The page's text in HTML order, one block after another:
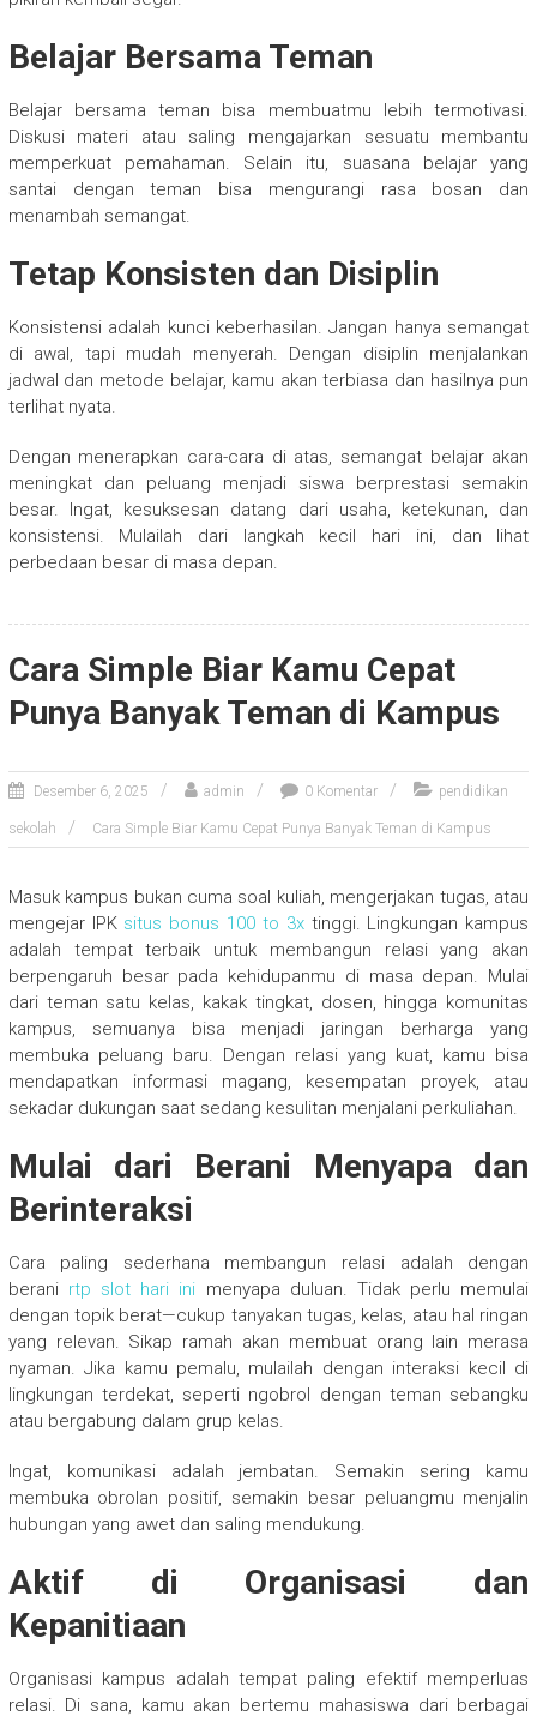
Belajar Bersama Teman
Belajar bersama teman bisa membuatmu lebih termotivasi.
Diskusi materi atau saling mengajarkan sesuatu membantu
memperkuat pemahaman. Selain itu, suasana belajar yang
santai dengan teman bisa mengurangi rasa bosan dan
menambah semangat.
Tetap Konsisten dan Disiplin
Konsistensi adalah kunci keberhasilan. Jangan hanya semangat
di awal, tapi mudah menyerah. Dengan disiplin menjalankan
jadwal dan metode belajar, kamu akan terbiasa dan hasilnya pun
terlihat nyata.
Dengan menerapkan cara-cara di atas, semangat belajar akan
meningkat dan peluang menjadi siswa berprestasi semakin
besar. Ingat, kesuksesan datang dari usaha, ketekunan, dan
konsistensi. Mulailah dari langkah kecil hari ini, dan lihat
perbedaan besar di masa depan.
Cara Simple Biar Kamu Cepat
Punya Banyak Teman di Kampus
Desember 6, 2025 admin 0 Komentar pendidikan
sekolah Cara Simple Biar Kamu Cepat Punya Banyak Teman di Kampus
Masuk kampus bukan cuma soal kuliah, mengerjakan tugas, atau
mengejar IPK situs bonus 100 to 3xtinggi. Lingkungan kampus
adalah tempat terbaik untuk membangun relasi yang akan
berpengaruh besar pada kehidupanmu di masa depan. Mulai
dari teman satu kelas, kakak tingkat, dosen, hingga komunitas
kampus, semuanya bisa menjadi jaringan berharga yang
membuka peluang baru. Dengan relasi yang kuat, kamu bisa
mendapatkan informasi magang, kesempatan proyek, atau
sekadar dukungan saat sedang kesulitan menjalani perkuliahan.
Mulai dari Berani Menyapa dan
Berinteraksi
Cara paling sederhana membangun relasi adalah dengan
berani rtp slot hari ini menyapa duluan. Tidak perlu memulai
dengan topik berat—cukup tanyakan tugas, kelas, atau hal ringan
yang relevan. Sikap ramah akan membuat orang lain merasa
nyaman. Jika kamu pemalu, mulailah dengan interaksi kecil di
lingkungan terdekat, seperti ngobrol dengan teman sebangku
atau bergabung dalam grup kelas.
Ingat, komunikasi adalah jembatan. Semakin sering kamu
membuka obrolan positif, semakin besar peluangmu menjalin
hubungan yang awet dan saling mendukung.
Aktif di Organisasi dan
Kepanitiaan
Organisasi kampus adalah tempat paling efektif memperluas
relasi. Di sana, kamu akan bertemu mahasiswa dari berbagai